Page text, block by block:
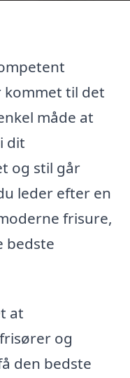
kommet til det
måde at
dit
og stil går
leder efter en
frisure,
bedste
at
og
den bedste